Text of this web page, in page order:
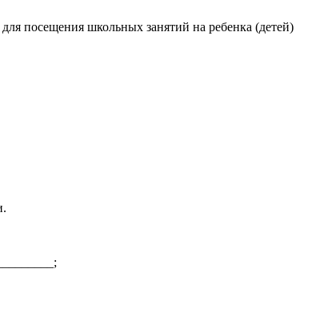
посещения школьных занятий на ребенка (детей)